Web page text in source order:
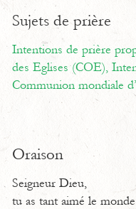
Sujets de prière
Intentions de prière
des Eglises (COE),
Communion mondiale
Oraison
Seigneur Dieu,
tu as tant aimé le monde